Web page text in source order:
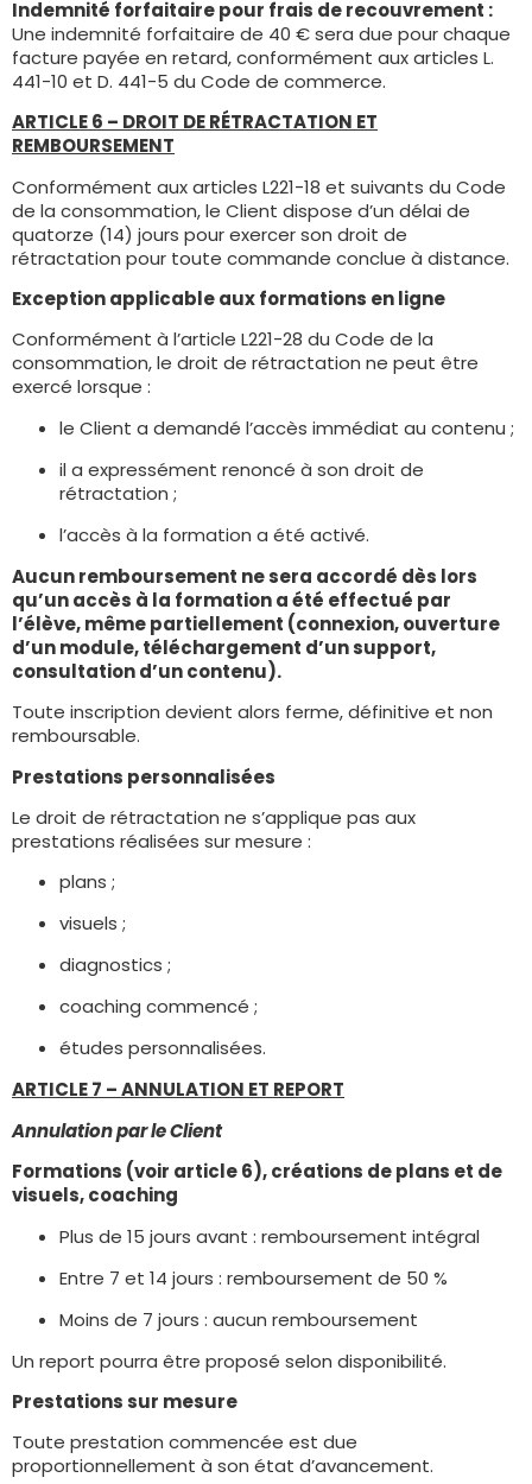
Indemnité forfaitaire pour frais de recouvrement :
Une indemnité forfaitaire de 40 € sera due pour chaque
facture payée en retard, conformément aux articles L.
441-10 et D. 441-5 du Code de commerce.
ARTICLE 6 – DROIT DE RÉTRACTATION ET
REMBOURSEMENT
Conformément aux articles L221-18 et suivants du Code
de la consommation, le Client dispose d’un délai de
quatorze (14) jours pour exercer son droit de
rétractation pour toute commande conclue à distance.
Exception applicable aux formations en ligne
Conformément à l’article L221-28 du Code de la
consommation, le droit de rétractation ne peut être
exercé lorsque :
le Client a demandé l’accès immédiat au contenu ;
il a expressément renoncé à son droit de
rétractation ;
l’accès à la formation a été activé.
Aucun remboursement ne sera accordé dès lors
qu’un accès à la formation a été effectué par
l’élève, même partiellement (connexion, ouverture
d’un module, téléchargement d’unsupport,
consultation d’un contenu).
Toute inscription devient alors ferme, définitive et non
remboursable.
Prestations personnalisées
Le droit de rétractation ne s’applique pas aux
prestations réalisées sur mesure :
plans ;
visuels ;
diagnostics ;
coaching commencé ;
études personnalisées.
ARTICLE 7 – ANNULATION ET REPORT
Annulation par le Client
Formations (voir article 6), créations de plans et de
visuels, coaching
Plus de 15 jours avant : remboursement intégral
Entre 7 et 14 jours : remboursement de 50 %
Moins de 7 jours : aucun remboursement
Un report pourra être proposé selon disponibilité.
Prestations sur mesure
Toute prestation commencée est due
proportionnellement à son état d’avancement.